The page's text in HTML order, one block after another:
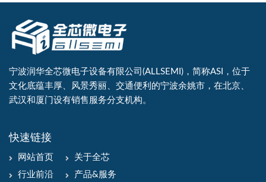
宁波润华全芯微电子设备有限公司(ALLSEMI)，简称ASI，位于
文化底蕴丰厚、风景秀丽、交通便利的宁波余姚市，在北京、
武汉和厦门设有销售服务分支机构。
快速链接
网站首页
关于全芯
行业前沿
产品&服务